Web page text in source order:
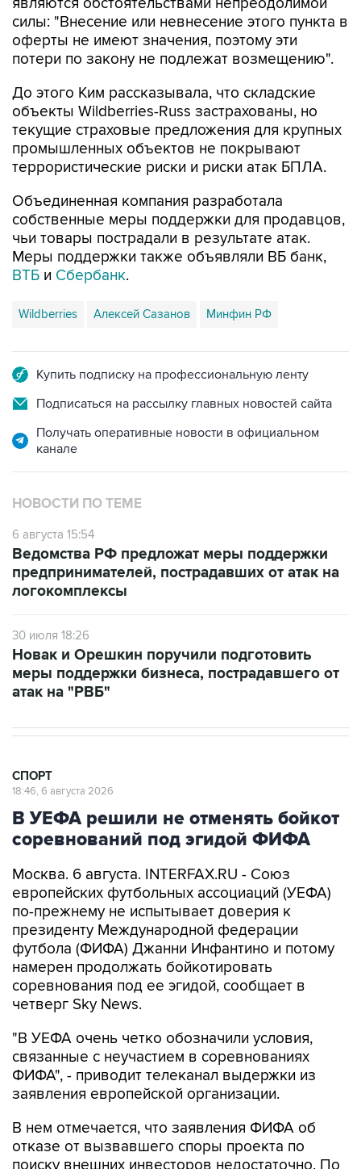
являются обстоятельствами непреодолимой
силы: "Внесение или невнесение этого пункта в
оферты не имеют значения, поэтому эти
потери по закону не подлежат возмещению".
До этого Ким рассказывала, что складские
объекты Wildberries-Russ застрахованы, но
текущие страховые предложения для крупных
промышленных объектов не покрывают
террористические риски и риски атак БПЛА.
Объединенная компания разработала
собственные меры поддержки для продавцов,
чьи товары пострадали в результате атак.
Меры поддержки также объявляли ВБ банк,
ВТБ и Сбербанк.
Wildberries Алексей Сазанов Минфин РФ
Купить подписку на профессиональную ленту
Подписаться на рассылку главных новостей сайта
Получать оперативные новости в официальном
канале
НОВОСТИ ПО ТЕМЕ
6 августа 15:54
Ведомства РФ предложат меры поддержки
предпринимателей, пострадавших от атак на
логокомплексы
30 июля 18:26
Новак и Орешкин поручили подготовить
меры поддержки бизнеса, пострадавшего от
атак на "РВБ"
СПОРТ
18:46, 6 августа 2026
В УЕФА решили не отменять бойкот
соревнований под эгидой ФИФА
Москва. 6 августа. INTERFAX.RU - Союз
европейских футбольных ассоциаций (УЕФА)
по-прежнему не испытывает доверия к
президенту Международной федерации
футбола (ФИФА) Джанни Инфантино и потому
намерен продолжать бойкотировать
соревнования под ее эгидой, сообщает в
четверг Sky News.
"В УЕФА очень четко обозначили условия,
связанные с неучастием в соревнованиях
ФИФА", - приводит телеканал выдержки из
заявления европейской организации.
В нем отмечается, что заявления ФИФА об
отказе от вызвавшего споры проекта по